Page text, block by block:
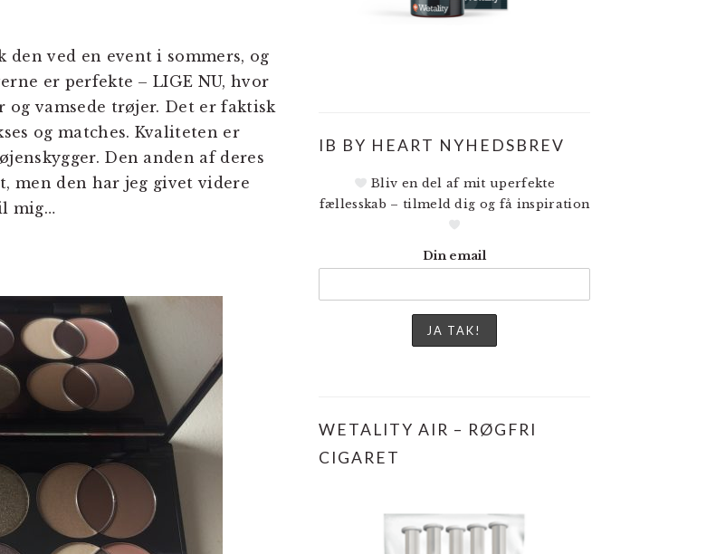
den ved en event i sommers, og
er perfekte – LIGE NU, hvor
vamsede trøjer. Det er faktisk
og matches. Kvaliteten er
Den anden af deres
men den har jeg givet videre
mig…
IB BY HEART NYHEDSBREV
Bliv en del af mit uperfekte
fællesskab – tilmeld dig og få inspiration
Din email
WETALITY AIR – RØGFRI
CIGARET